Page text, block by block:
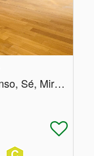
Porto, Porto, Cedofeita, Ildefonso, Sé, Miragaia, Nicolau, Vitória